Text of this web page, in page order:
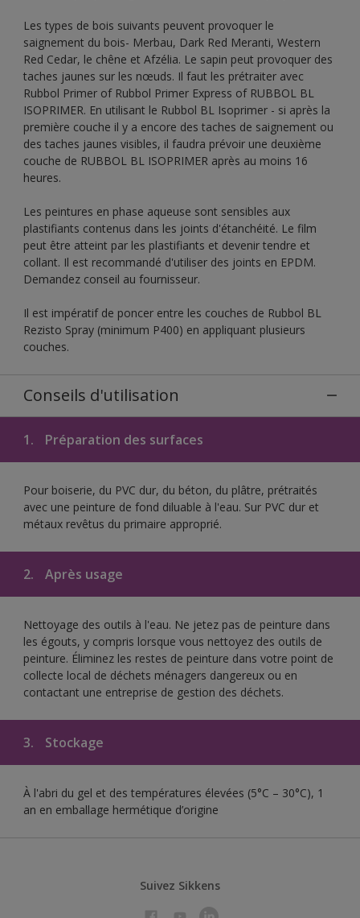
Les types de bois suivants peuvent provoquer le
saignement du bois- Merbau, Dark Red Meranti, Western
Red Cedar, le chêne et Afzélia. Le sapin peut provoquer des
taches jaunes sur les nœuds. Il faut les prétraiter avec
Rubbol Primer of Rubbol Primer Express of RUBBOL BL
ISOPRIMER. En utilisant le Rubbol BL Isoprimer - si après la
première couche il y a encore des taches de saignement ou
des taches jaunes visibles, il faudra prévoir une deuxième
couche de RUBBOL BL ISOPRIMER après au moins 16
heures.
Les peintures en phase aqueuse sont sensibles aux
plastifiants contenus dans les joints d'étanchéité. Le film
peut être atteint par les plastifiants et devenir tendre et
collant. Il est recommandé d'utiliser des joints en EPDM.
Demandez conseil au fournisseur.
Il est impératif de poncer entre les couches de Rubbol BL
Rezisto Spray (minimum P400) en appliquant plusieurs
couches.
Conseils d'utilisation
1. Préparation des surfaces
Pour boiserie, du PVC dur, du béton, du plâtre, prétraités
avec une peinture de fond diluable à l'eau. Sur PVC dur et
métaux revêtus du primaire approprié.
2. Après usage
Nettoyage des outils à l'eau. Ne jetez pas de peinture dans
les égouts, y compris lorsque vous nettoyez des outils de
peinture. Éliminez les restes de peinture dans votre point de
collecte local de déchets ménagers dangereux ou en
contactant une entreprise de gestion des déchets.
3. Stockage
À l'abri du gel et des températures élevées (5°C – 30°C), 1
an en emballage hermétique d’origine
Suivez Sikkens